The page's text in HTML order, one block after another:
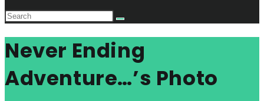
Never Ending
Adventure…’s Photo